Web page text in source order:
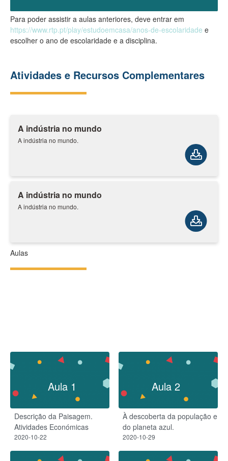
Para poder assistir a aulas anteriores, deve entrar em
https://www.rtp.pt/play/estudoemcasa/anos-de-escolaridade e
escolher o ano de escolaridade e a disciplina.
Atividades e Recursos Complementares
A indústria no mundo
A indústria no mundo.
A indústria no mundo
A indústria no mundo.
Aulas
Aula 1
Descrição da Paisagem.
Atividades Económicas
2020-10-22
Aula 2
À descoberta da população e
do planeta azul.
2020-10-29